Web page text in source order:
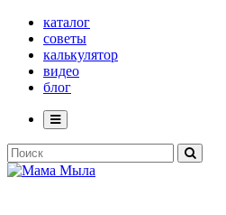
каталог
советы
калькулятор
видео
блог